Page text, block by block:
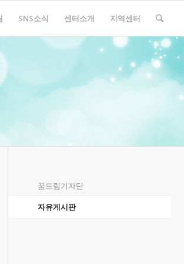
SNS소식 센터소개 지역센터
꿈드림기자단
자유게시판